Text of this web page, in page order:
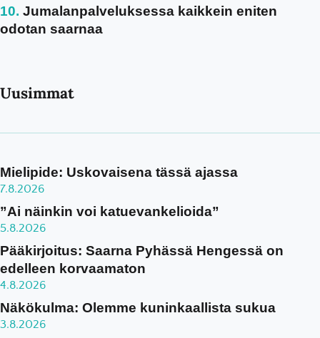
Jumalanpalveluksessa kaikkein eniten
odotan saarnaa
Uusimmat
Mielipide: Uskovaisena tässä ajassa
7.8.2026
”Ai näinkin voi katuevankelioida”
5.8.2026
Pääkirjoitus: Saarna Pyhässä Hengessä on
edelleen korvaamaton
4.8.2026
Näkökulma: Olemme kuninkaallista sukua
3.8.2026